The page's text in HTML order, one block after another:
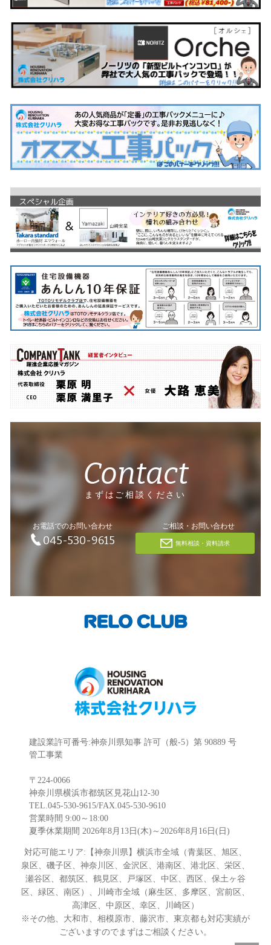
Contact
まずはご相談ください
お電話でのお問い合わせ
045-530-9615
ご相談・お問い合わせ
無料相談・資料請求
建設業許可番号:神奈川県知事 許可（般-5）第 90889 号
管工事業
〒224-0066
神奈川県横浜市都筑区見花山12-30
TEL.045-530-9615/FAX.045-530-9610
営業時間 9:00～18:00
夏季休業期間 2026年8月13日(木)～2026年8月16日(日)
対応可能エリア:【神奈川県】横浜市全域（青葉区、旭区、
泉区、磯子区、神奈川区、金沢区、港南区、港北区、栄区、
瀬谷区、都筑区、鶴見区、戸塚区、中区、西区、保土ヶ谷
区、緑区、南区）、川崎市全域（麻生区、多摩区、宮前区、
高津区、中原区、幸区、川崎区）
※その他、大和市、相模原市、藤沢市、東京都も対応実績が
ございますのでまずはご相談ください。